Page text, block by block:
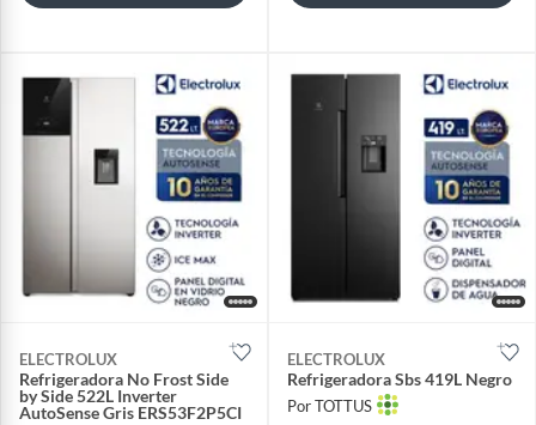
ELECTROLUX
Refrigeradora No Frost Side
by Side 522L Inverter
AutoSense Gris ERS53F2P5CI
ELECTROLUX
Refrigeradora Sbs 419L Negro
Por TOTTUS